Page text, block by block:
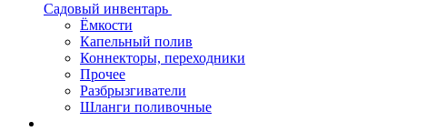
Садовый инвентарь
Ёмкости
Капельный полив
Коннекторы, переходники
Прочее
Разбрызгиватели
Шланги поливочные